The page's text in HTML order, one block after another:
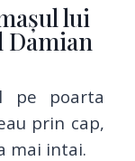
lui
Damian
pe poarta
prin cap,
mai intai.